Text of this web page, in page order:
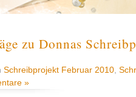
zu Donnas
Schreibprojekt Februar 2010
»